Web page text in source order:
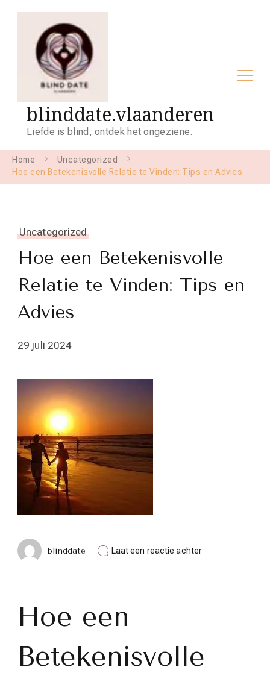
blinddate.vlaanderen
Liefde is blind, ontdek het ongeziene.
Home
Uncategorized
Hoe een Betekenisvolle Relatie te Vinden: Tips en Advies
Uncategorized
Hoe een Betekenisvolle
Relatie te Vinden: Tips en
Advies
29 juli 2024
blinddate Laat een reactie achterop
Hoe een
Betekenisvolle